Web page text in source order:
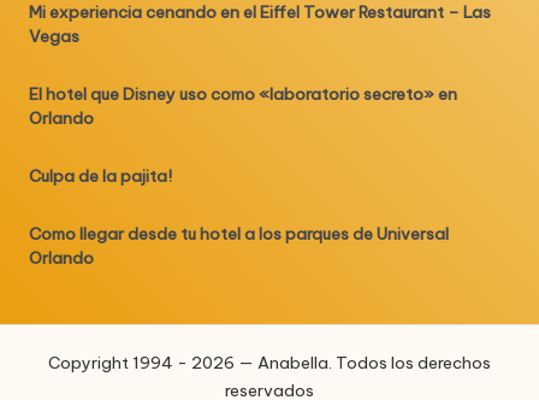
Mi experiencia cenando en el Eiffel Tower Restaurant – Las
Vegas
El hotel que Disney uso como «laboratorio secreto» en
Orlando
Culpa de la pajita!
Como llegar desde tu hotel a los parques de Universal
Orlando
Copyright 1994 - 2026 — Anabella. Todos los derechos
reservados